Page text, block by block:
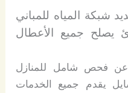
شبكة المياه للمباني
يصلح جميع الأعطال
عن فحص شامل للمنازل
يقدم جميع الخدمات